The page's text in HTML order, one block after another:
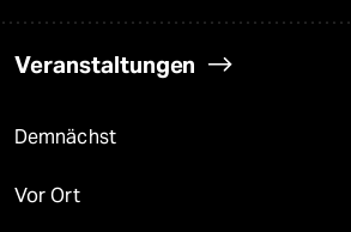
Veranstaltungen
Demnächst
Vor Ort